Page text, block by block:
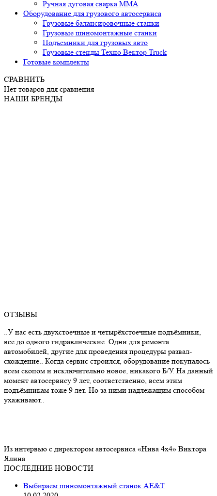
Ручная дуговая сварка ММА
Оборудование для грузового автосервиса
Грузовые балансировочные станки
Грузовые шиномонтажные станки
Подъемники для грузовых авто
Грузовые стенды Техно Вектор Truck
Готовые комплекты
СРАВНИТЬ
Нет товаров для сравнения
НАШИ БРЕНДЫ
ОТЗЫВЫ
..У нас есть двухстоечные и четырёхстоечные подъёмники,
все до одного гидравлические. Одни для ремонта
автомобилей, другие для проведения процедуры развал-
схождение.. Когда сервис строился, оборудование покупалось
всем скопом и исключительно новое, никакого Б/У. На данный
момент автосервису 9 лет, соответственно, всем этим
подъёмникам тоже 9 лет. Но за ними надлежащим способом
ухаживают..
Из интервью с директором автосервиса «Нива 4х4» Виктора
Ялина
ПОСЛЕДНИЕ НОВОСТИ
Выбираем шиномонтажный станок AE&T